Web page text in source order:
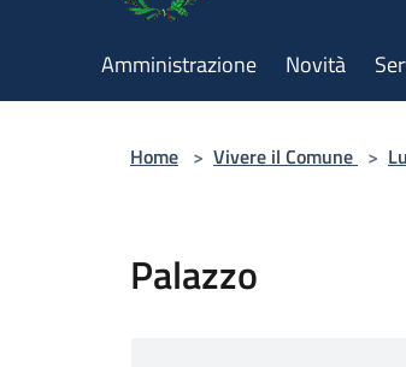
Amministrazione Novità
Home > Vivere il Comune >
Palazzo